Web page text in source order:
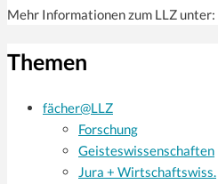
Mehr Informationen zum LLZ unter:
Themen
fächer@LLZ
Forschung
Geisteswissenschaften
Jura + Wirtschaftswiss.